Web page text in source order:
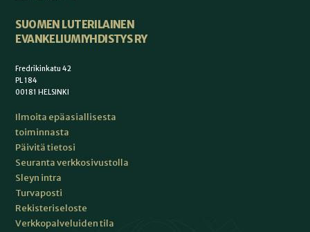
SUOMEN LUTERILAINEN
EVANKELIUMIYHDISTYS RY
Fredrikinkatu 42
PL 184
00181 HELSINKI
Ilmoita epäasiallisesta
toiminnasta
Päivitä tietosi
Seuranta verkkosivustolla
Sleyn intra
Turvaposti
Rekisteriseloste
Verkkopalveluiden tila